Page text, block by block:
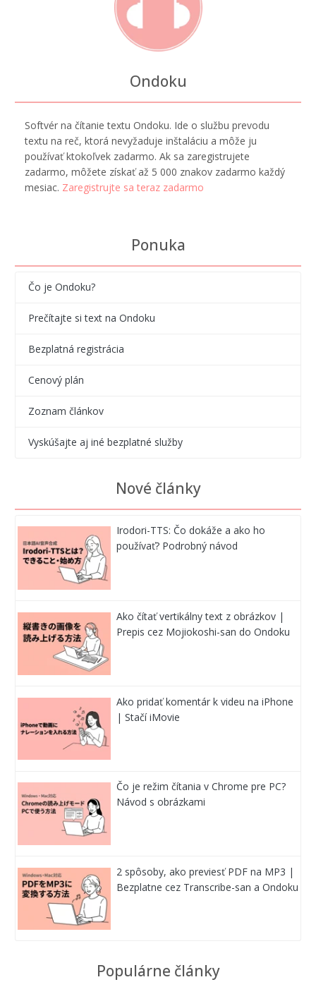
Ondoku
Softvér na čítanie textu Ondoku. Ide o službu prevodu
textu na reč, ktorá nevyžaduje inštaláciu a môže ju
používať ktokoľvek zadarmo. Ak sa zaregistrujete
zadarmo, môžete získať až 5 000 znakov zadarmo každý
mesiac. Zaregistrujte sa teraz zadarmo
Ponuka
Čo je Ondoku?
Prečítajte si text na Ondoku
Bezplatná registrácia
Cenový plán
Zoznam článkov
Vyskúšajte aj iné bezplatné služby
Nové články
Irodori-TTS: Čo dokáže a ako ho
používať? Podrobný návod
Ako čítať vertikálny text z obrázkov |
Prepis cez Mojiokoshi-san do Ondoku
Ako pridať komentár k videu na iPhone
| Stačí iMovie
Čo je režim čítania v Chrome pre PC?
Návod s obrázkami
2 spôsoby, ako previesť PDF na MP3 |
Bezplatne cez Transcribe-san a Ondoku
Populárne články